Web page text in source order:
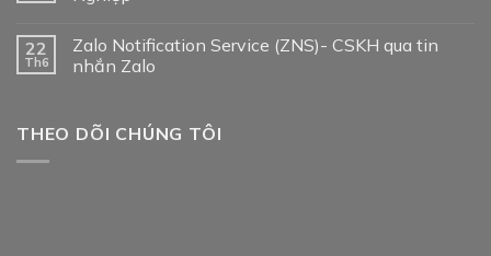
22
Th6
Zalo Notification Service (ZNS)- CSKH qua tin
nhắn Zalo
THEO DÕI CHÚNG TÔI